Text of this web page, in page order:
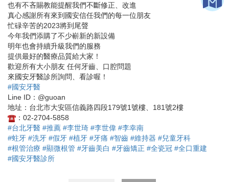
也有不吝賜教能提醒我們不斷修正、改進
真心感謝所有來到國安信任我們的每一位朋友
忙碌辛苦的2023將到尾聲
今年我們添購了不少嶄新的新設備
明年也會持續升級我們的服務
提供最好的醫療品質給大家！
歡迎所有大小朋友 任何牙齒、口腔問題
來國安牙醫診所詢問、看診喔！
#國安牙醫
Line ID：@guoan
地址：台北市大安區信義路四段179號1號樓、181號2樓
：02-2704-5858
#台北牙醫 #推薦 #李世琦 #李世偉 #李幸南
#蛀牙 #洗牙 #假牙 #植牙 #牙痛 #智齒 #維持器 #兒童牙科
#根管治療 #顯微根管 #牙齒美白 #牙齒矯正 #全瓷冠 #全口重建
#國安牙醫診所